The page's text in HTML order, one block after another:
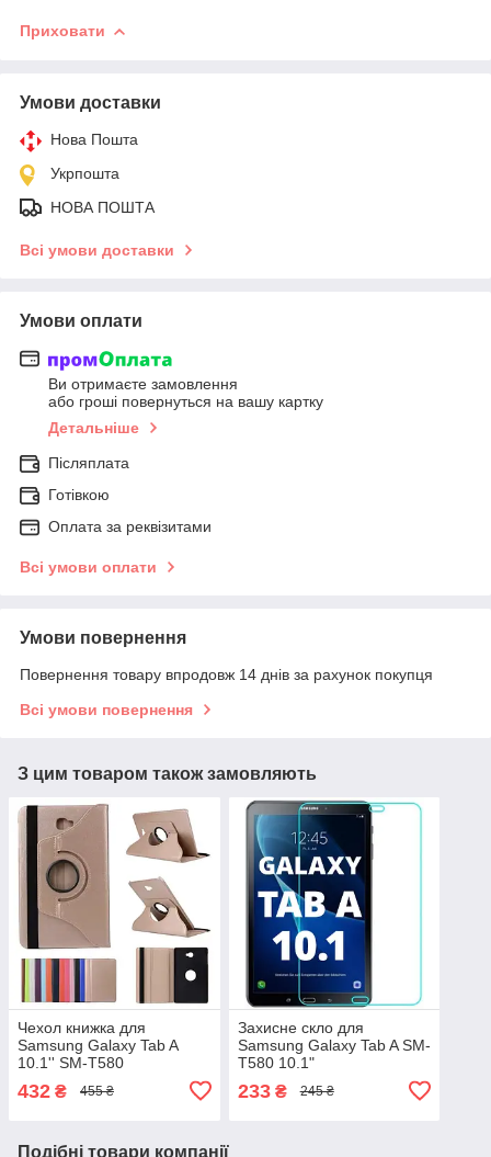
Приховати
Умови доставки
Нова Пошта
Укрпошта
НОВА ПОШТА
Всі умови доставки
Умови оплати
Ви отримаєте замовлення
або гроші повернуться на вашу картку
Детальніше
Післяплата
Готівкою
Оплата за реквізитами
Всі умови оплати
Умови повернення
Повернення товару впродовж 14 днів за рахунок покупця
Всі умови повернення
З цим товаром також замовляють
Чехол книжка для
Samsung Galaxy Tab A
10.1'' SM-T580
432 ₴ 455 ₴
Захисне скло для
Samsung Galaxy Tab A SM-
T580 10.1"
233₴ 245 ₴
Подібні товари компанії